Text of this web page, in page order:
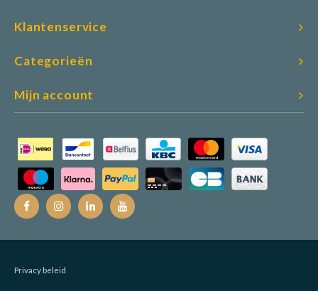
Categorieën
Klantenservice
Mijn account
Privacy beleid